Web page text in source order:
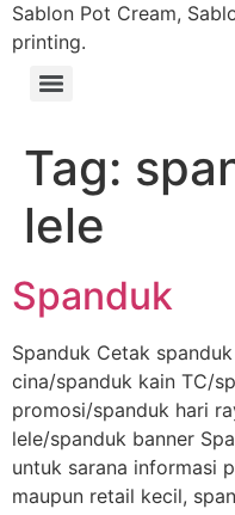
Sablon Pot Cream,
printing.
Tag:
lele
Spanduk
Spanduk Cetak
cina/spanduk kain TC/
promosi/spanduk hari
lele/spanduk banner
untuk sarana informasi
maupun retail kecil,